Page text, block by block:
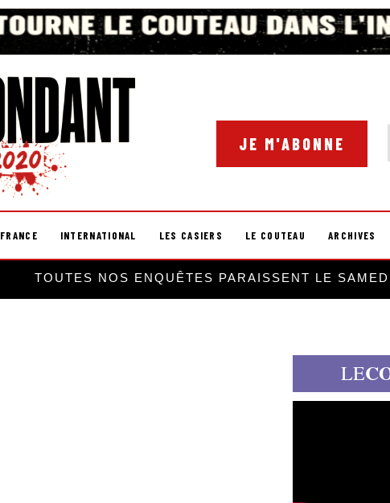
JE M'ABONNE
FRANCE INTERNATIONAL LES CASIERS LE COUTEAU ARCHIVES
TOUTES NOS ENQUÊTES PARAISSENT LE
LE